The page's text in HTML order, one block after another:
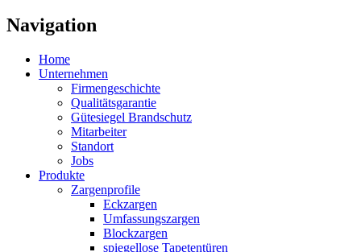
Navigation
Home
Unternehmen
Firmengeschichte
Qualitätsgarantie
Gütesiegel Brandschutz
Mitarbeiter
Standort
Jobs
Produkte
Zargenprofile
Eckzargen
Umfassungszargen
Blockzargen
spiegellose Tapetentüren